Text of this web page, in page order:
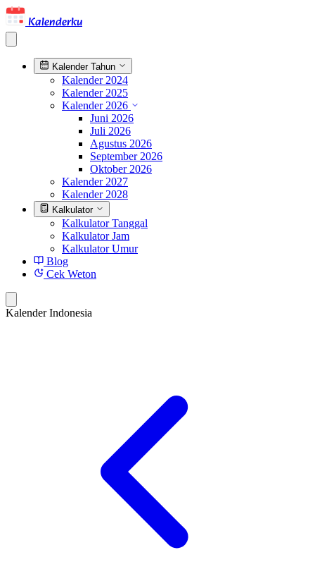
Kalenderku
Kalender Tahun
Kalender 2024
Kalender 2025
Kalender 2026
Juni 2026
Juli 2026
Agustus 2026
September 2026
Oktober 2026
Kalender 2027
Kalender 2028
Kalkulator
Kalkulator Tanggal
Kalkulator Jam
Kalkulator Umur
Blog
Cek Weton
Kalender Indonesia